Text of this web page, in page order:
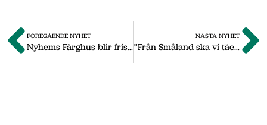
FÖREGÅENDE NYHET
Nyhems Färghus blir fristående färgfackhandel
NÄSTA NYHET
”Från Småland ska vi täcka hela världen”